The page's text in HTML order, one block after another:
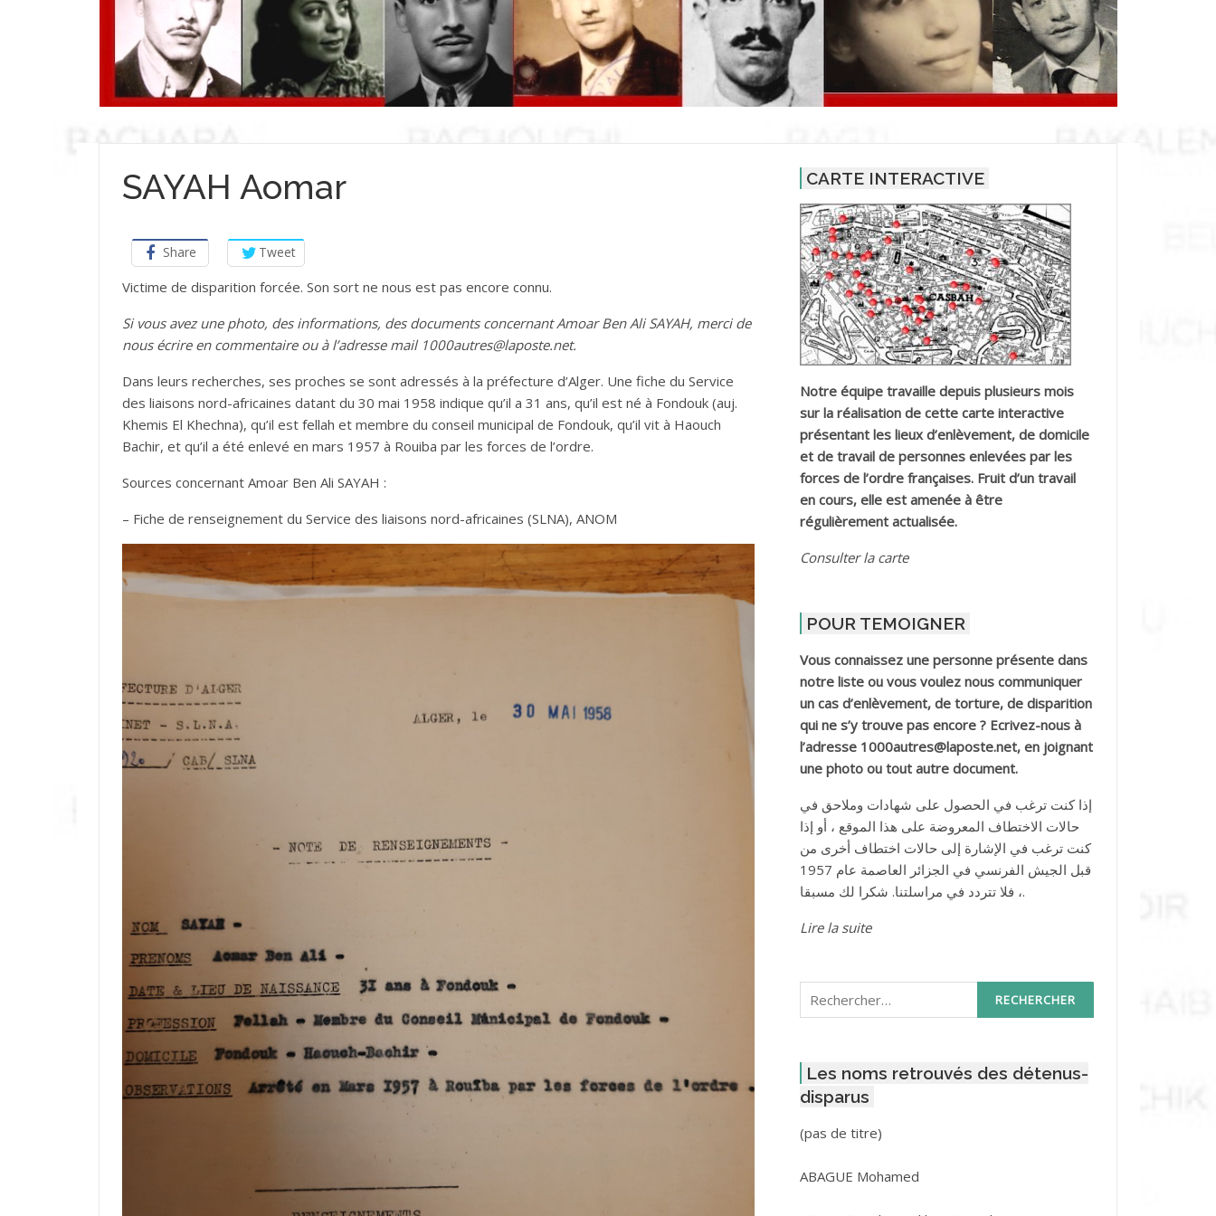
SAYAH Aomar
Share Tweet
Victime de disparition forcée. Son sort ne nous est pas encore connu.
Si vous avez une photo, des informations, des documents concernant Amoar Ben Ali SAYAH, merci de
nous écrire en commentaire ou à l’adresse mail 1000autres@laposte.net.
Dans leurs recherches, ses proches se sont adressés à la préfecture d’Alger. Une fiche du Service
des liaisons nord-africaines datant du 30 mai 1958 indique qu’il a 31 ans, qu’il est né à Fondouk (auj.
Khemis El Khechna), qu’il est fellah et membre du conseil municipal de Fondouk, qu’il vit à Haouch
Bachir, et qu’il a été enlevé en mars 1957 à Rouiba par les forces de l’ordre.
Sources concernant Amoar Ben Ali SAYAH :
– Fiche de renseignement du Service des liaisons nord-africaines (SLNA), ANOM
CARTE INTERACTIVE
Notre équipe travaille depuis plusieurs mois
sur la réalisation de cette carte interactive
présentant les lieux d’enlèvement, de domicile
et de travail de personnes enlevées par les
forces de l’ordre françaises. Fruit d’un travail
en cours, elle est amenée à être
régulièrement actualisée.
Consulter la carte
POUR TEMOIGNER
Vous connaissez une personne présente dans
notre liste ou vous voulez nous communiquer
un cas d’enlèvement, de torture, de disparition
qui ne s’y trouve pas encore ? Ecrivez-nous à
l’adresse 1000autres@laposte.net, en joignant
une photo ou tout autre document.
إذا كنت ترغب في الحصول على شهادات وملاحق في
حالات الاختطاف المعروضة على هذا الموقع ، أو إذا
كنت ترغب في الإشارة إلى حالات اختطاف أخرى من
قبل الجيش الفرنسي في الجزائر العاصمة عام 1957
، فلا تتردد في مراسلتنا. شكرا لك مسبقا.
Lire la suite
Rechercher :
Les noms retrouvés des détenus-
disparus
(pas de titre)Post
3416
ABAGUE Mohamed